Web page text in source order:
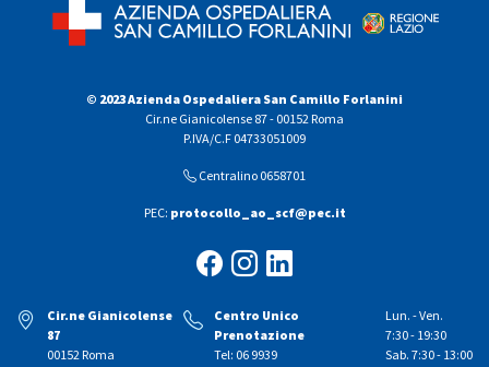
© 2023 Azienda Ospedaliera San Camillo Forlanini
Cir.ne Gianicolense 87 - 00152 Roma
P.IVA/C.F 04733051009
Centralino 0658701
PEC: protocollo_ao_scf@pec.it
Cir.ne Gianicolense
87
00152 Roma
Centro Unico
Prenotazione
Tel: 06 9939
Lun. - Ven.
7:30 - 19:30
Sab. 7:30 - 13:00